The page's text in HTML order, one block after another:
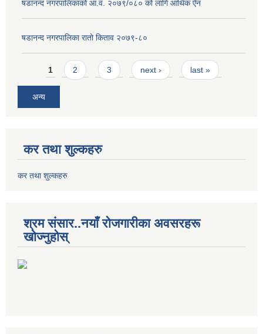
षडानन्द नगरपालिकाको आ.व. २०७९/०८० को लागि आर्थिक ऐन
षडानन्द नगरपालिका रातो किताव २०७९-८०
Pages
1 2 3 next › last »
अन्य
कर तथा शुल्कहरु
कर तथा शुल्कहरु
श्रम संसार..नयाँ रोजगारीका अवसरहरू
खोज्नुहोस्